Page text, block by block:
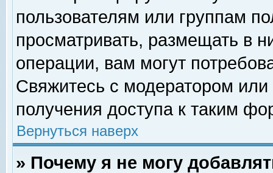
пользователям или группам
просматривать, размещать в
операции, вам могут
Свяжитесь с модератором
получения доступа к таким
Вернуться наверх
» Почему я не могу